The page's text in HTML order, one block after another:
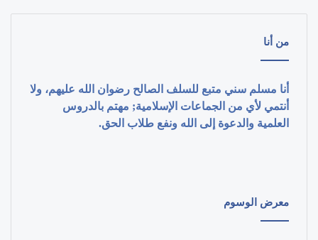
من أنا
أنا مسلم سني متبع للسلف الصالح رضوان الله عليهم، ولا
أنتمي لأي من الجماعات الإسلامية; مهتم بالدروس
العلمية والدعوة إلى الله ونفع طلاب الحق.
معرض الوسوم